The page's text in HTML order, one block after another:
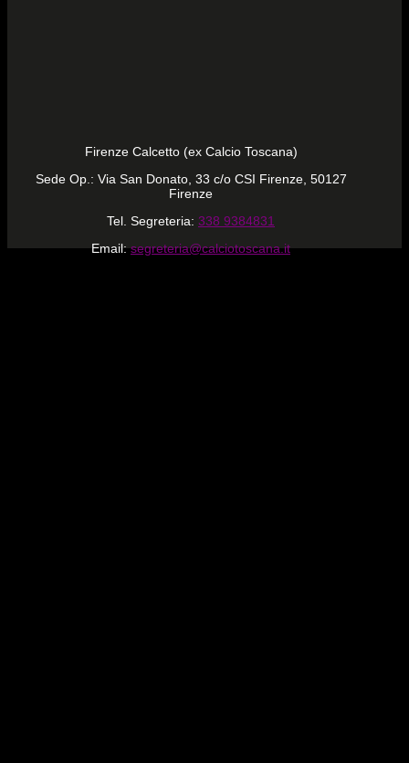
Firenze Calcetto (ex Calcio Toscana)
Sede Op.: Via San Donato, 33 c/o CSI Firenze, 50127
Firenze
Tel. Segreteria: 338 9384831
Email: segreteria@calciotoscana.it